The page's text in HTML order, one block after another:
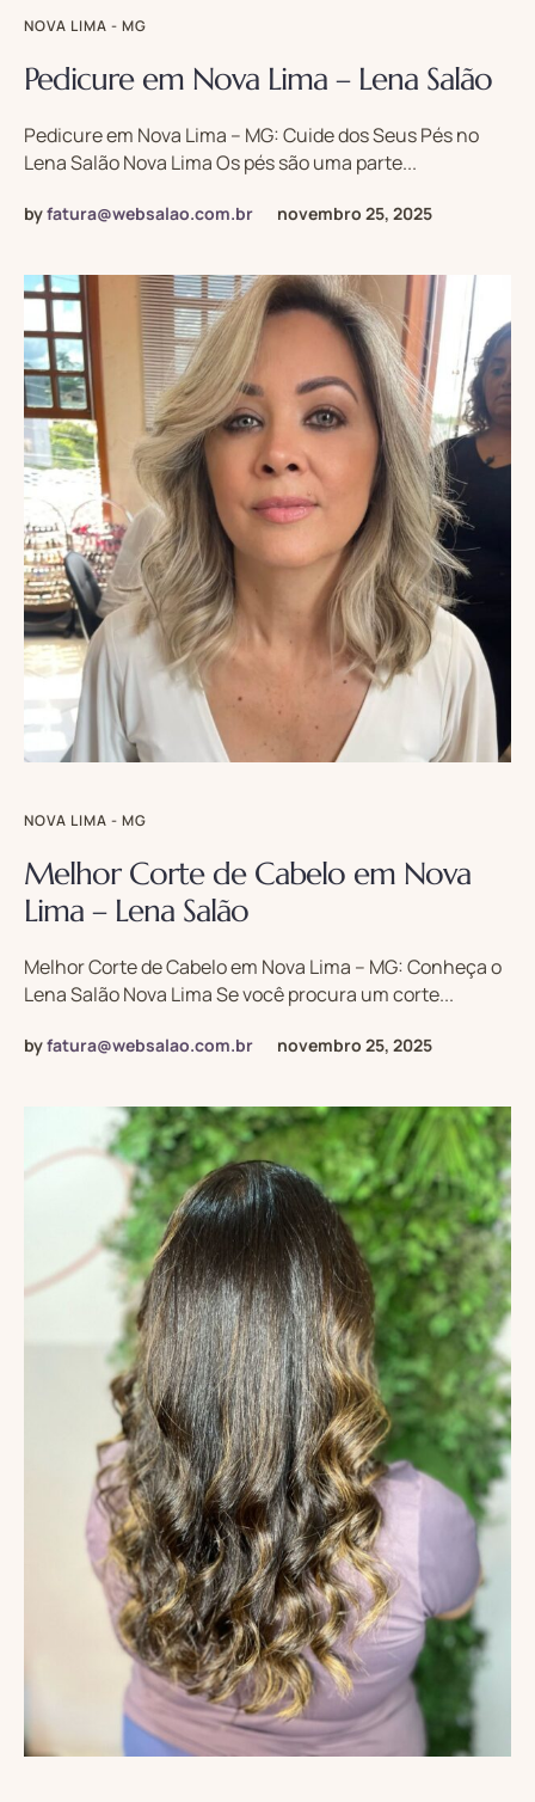
NOVA LIMA - MG
Pedicure em Nova Lima – Lena Salão
Pedicure em Nova Lima – MG: Cuide dos Seus Pés no
Lena Salão Nova Lima Os pés são uma parte...
byfatura@websalao.com.br novembro 25, 2025
NOVA LIMA - MG
Melhor Corte de Cabelo em Nova
Lima – Lena Salão
Melhor Corte de Cabelo em Nova Lima – MG: Conheça o
Lena Salão Nova Lima Se você procura um corte...
byfatura@websalao.com.br novembro 25, 2025